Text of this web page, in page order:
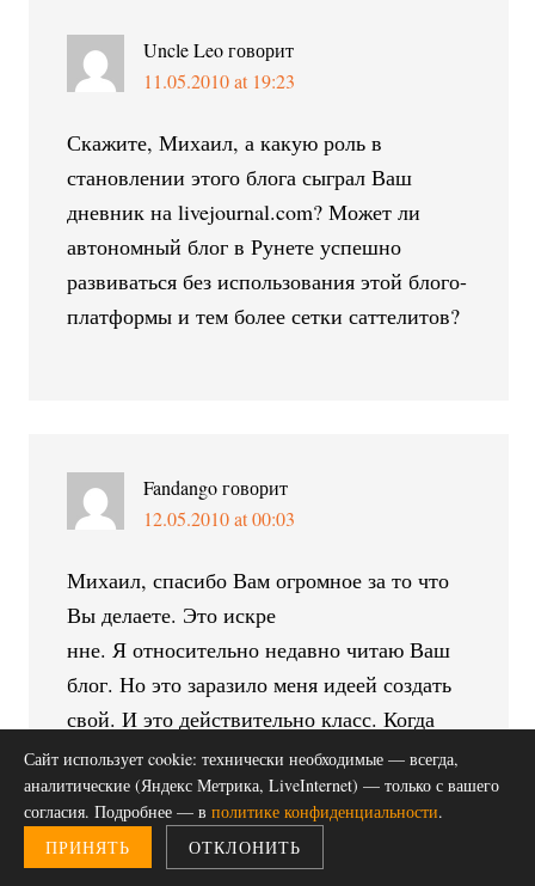
Uncle Leo говорит
11.05.2010 at 19:23
Скажите, Михаил, а какую роль в
становлении этого блога сыграл Ваш
дневник на livejournal.com? Может ли
автономный блог в Рунете успешно
развиваться без использования этой блого-
платформы и тем более сетки саттелитов?
Fandango говорит
12.05.2010 at 00:03
Михаил, спасибо Вам огромное за то что
Вы делаете. Это искре
нне. Я относительно недавно читаю Ваш
блог. Но это заразило меня идеей создать
свой. И это действительно класс. Когда
очень и очень моногие Ваши статьи
хочется добавить в закладки.
Сайт использует cookie: технически необходимые — всегда,
аналитические (Яндекс Метрика, LiveInternet) — только с вашего
согласия. Подробнее — в политике конфиденциальности.
ПРИНЯТЬ
ОТКЛОНИТЬ